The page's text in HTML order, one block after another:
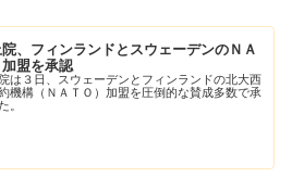
、フィンランドとスウェーデンのＮＡ
加盟を承認
は３日、スウェーデンとフィンランドの北大西
機構（ＮＡＴＯ）加盟を圧倒的な賛成多数で承
。